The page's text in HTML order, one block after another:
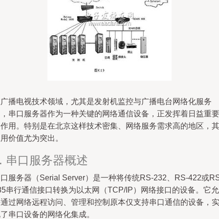
播电视技术领域，尤其是发射机监控与广播电台网络化服务
串口服务器作为一种关键的网络通信设备，正发挥着日益重要
用。特别是在北京这样技术密集、网络服务需求高的地区，其
价值尤为突出。
串口服务器概述
服务器（Serial Server）是一种将传统RS-232、RS-422或
串行通信接口转换为以太网（TCP/IP）网络接口的设备。它允
过网络远程访问、管理和控制原本仅支持串口通信的设备，实
串口设备的网络化集成。